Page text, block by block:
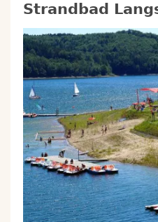
Strandbad